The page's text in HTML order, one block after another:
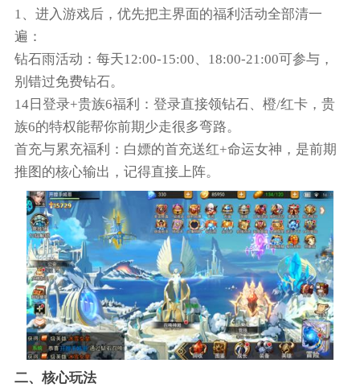
1、进入游戏后，优先把主界面的福利活动全部清一
遍：
钻石雨活动：每天12:00-15:00、18:00-21:00可参与，
别错过免费钻石。
14日登录+贵族6福利：登录直接领钻石、橙/红卡，贵
族6的特权能帮你前期少走很多弯路。
首充与累充福利：白嫖的首充送红+命运女神，是前期
推图的核心输出，记得直接上阵。
二、核心玩法